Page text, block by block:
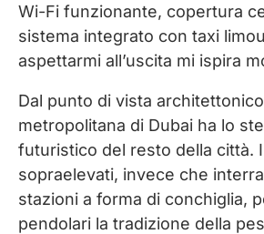
Wi-Fi funzionante, copertura
sistema integrato con taxi
aspettarmi all’uscita mi ispira
Dal punto di vista
metropolitana di Dubai ha lo
futuristico del resto della città.
sopraelevati, invece che
stazioni a forma di conchiglia,
pendolari la tradizione della